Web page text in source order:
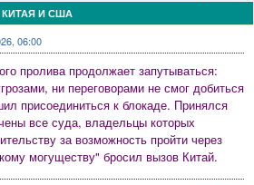
И США
06:00
пролива продолжает запутываться:
ни переговорами не смог добиться
присоединиться к блокаде. Принялся
все суда, владельцы которых
за возможность пройти через
могуществу" бросил вызов Китай.